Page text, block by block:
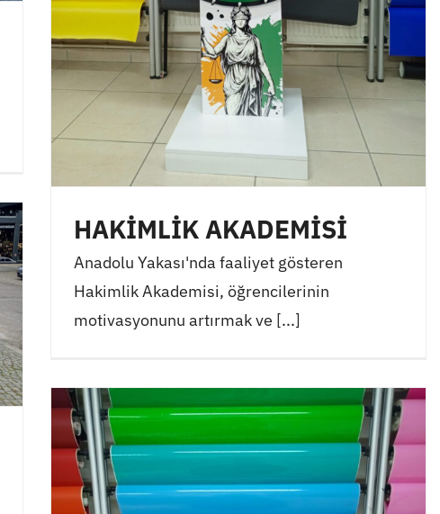
HAKİMLİK AKADEMİSİ
Anadolu Yakası'nda faaliyet gösteren
Hakimlik Akademisi, öğrencilerinin
motivasyonunu artırmak ve [...]